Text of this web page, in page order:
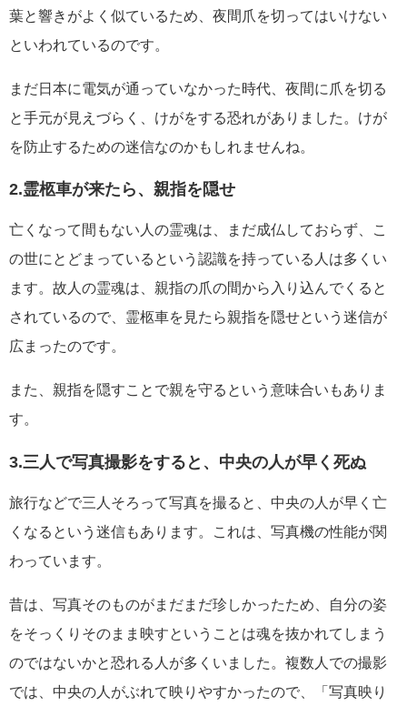
葉と響きがよく似ているため、夜間爪を切ってはいけない
といわれているのです。
まだ日本に電気が通っていなかった時代、夜間に爪を切る
と手元が見えづらく、けがをする恐れがありました。けが
を防止するための迷信なのかもしれませんね。
2.霊柩車が来たら、親指を隠せ
亡くなって間もない人の霊魂は、まだ成仏しておらず、こ
の世にとどまっているという認識を持っている人は多くい
ます。故人の霊魂は、親指の爪の間から入り込んでくると
されているので、霊柩車を見たら親指を隠せという迷信が
広まったのです。
また、親指を隠すことで親を守るという意味合いもありま
す。
3.三人で写真撮影をすると、中央の人が早く死ぬ
旅行などで三人そろって写真を撮ると、中央の人が早く亡
くなるという迷信もあります。これは、写真機の性能が関
わっています。
昔は、写真そのものがまだまだ珍しかったため、自分の姿
をそっくりそのまま映すということは魂を抜かれてしまう
のではないかと恐れる人が多くいました。複数人での撮影
では、中央の人がぶれて映りやすかったので、「写真映り